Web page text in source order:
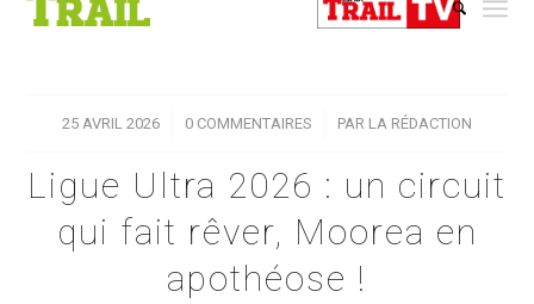
25 AVRIL 2026
/ 0 COMMENTAIRES
/ PAR LA RÉDACTION
Ligue Ultra 2026 : un circuit
qui fait rêver, Moorea en
apothéose !